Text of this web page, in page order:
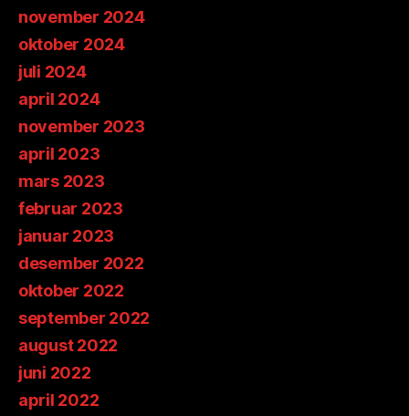
november 2024
oktober 2024
juli 2024
april 2024
november 2023
april 2023
mars 2023
februar 2023
januar 2023
desember 2022
oktober 2022
september 2022
august 2022
juni 2022
april 2022